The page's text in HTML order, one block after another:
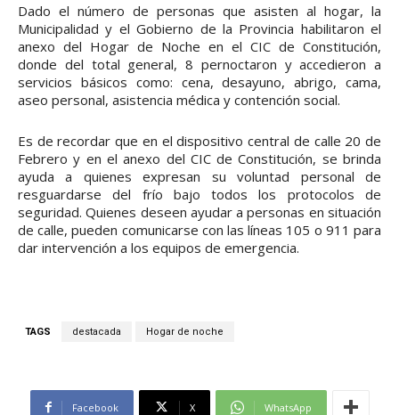
Dado el número de personas que asisten al hogar, la
Municipalidad y el Gobierno de la Provincia habilitaron el
anexo del Hogar de Noche en el CIC de Constitución,
donde del total general, 8 pernoctaron y accedieron a
servicios básicos como: cena, desayuno, abrigo, cama,
aseo personal, asistencia médica y contención social.
Es de recordar que en el dispositivo central de calle 20 de
Febrero y en el anexo del CIC de Constitución, se brinda
ayuda a quienes expresan su voluntad personal de
resguardarse del frío bajo todos los protocolos de
seguridad. Quienes deseen ayudar a personas en situación
de calle, pueden comunicarse con las líneas 105 o 911 para
dar intervención a los equipos de emergencia.
TAGS destacada Hogar de noche
Facebook X WhatsApp